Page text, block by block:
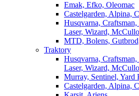
Emak, Efko, Oleomac
Castelgarden, Alpina,
Husqvarna,
Laser, Wizard,
MTD, Bolens,
Traktory
Husqvarna,
Laser, Wizard,
Murray, Sentinel, Yard
Castelgarden, Alpina,